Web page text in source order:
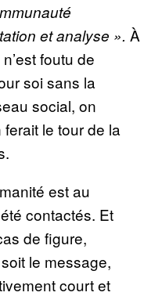
et analyse ». À
foutu de
soi sans la
social, on
le tour de la
est au
contactés. Et
de figure,
le message,
court et